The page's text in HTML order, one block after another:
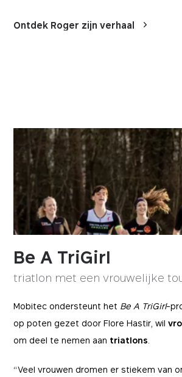
Ontdek Roger zijn verhaal
Be A TriGirl
triatlon met een vrouwelijke
Mobitec ondersteunt het Be A TriGirl-
op poten gezet door Flore Hastir, wil
om deel te nemen aan triatlons
“Veel vrouwen dromen er stiekem van